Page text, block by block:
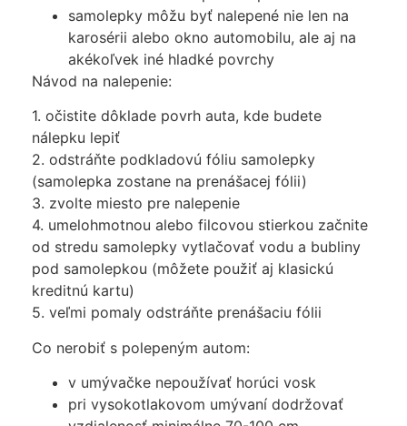
samolepky môžu byť nalepené nie len na
karosérii alebo okno automobilu, ale aj na
akékoľvek iné hladké povrchy
Návod na nalepenie:
1. očistite dôklade povrh auta, kde budete
nálepku lepiť
2. odstráňte podkladovú fóliu samolepky
(samolepka zostane na prenášacej fólii)
3. zvolte miesto pre nalepenie
4. umelohmotnou alebo filcovou stierkou začnite
od stredu samolepky vytlačovať vodu a bubliny
pod samolepkou (môžete použiť aj klasickú
kreditnú kartu)
5. veľmi pomaly odstráňte prenášaciu fólii
Co nerobiť s polepeným autom:
v umývačke nepoužívať horúci vosk
pri vysokotlakovom umývaní dodržovať